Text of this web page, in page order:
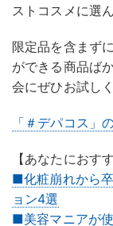
ストコスメに選
限定品を含まず
ができる商品ば
会にぜひお試し
「＃デパコス」
【あなたにおす
■化粧崩れから
ョン4選
■美容マニアが